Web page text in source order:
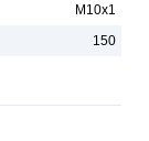
M10x1
150